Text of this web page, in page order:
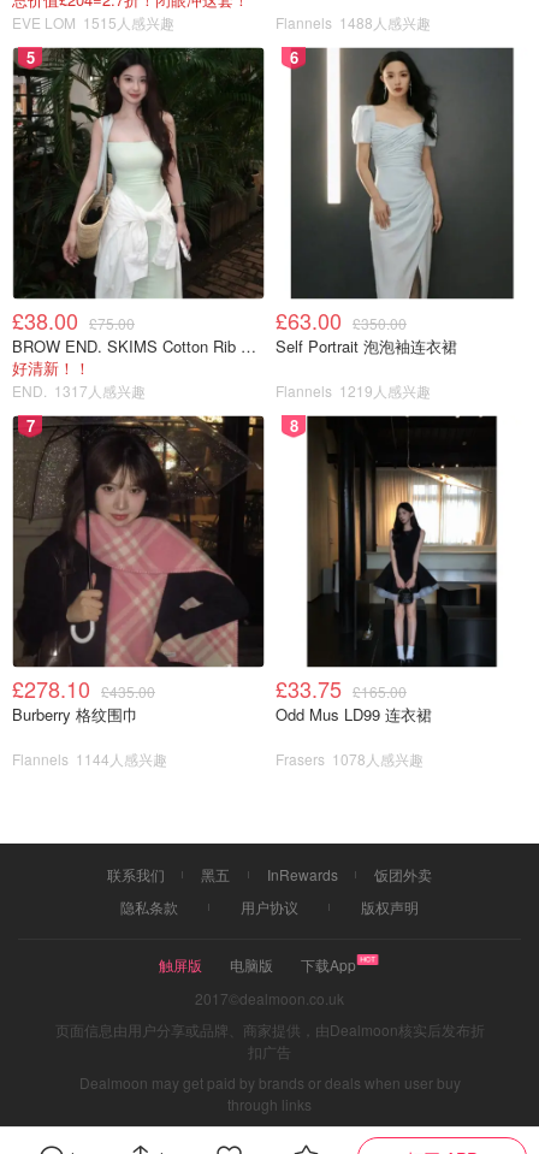
EVE LOM 1515人感兴趣 Flannels 1488人感兴趣
5
£38.00 £75.00
BROW END. SKIMS Cotton Rib 长款背心连衣裙 薄荷绿
好清新！！
END. 1317人感兴趣
6
£63.00 £350.00
Self Portrait 泡泡袖连衣裙
Flannels 1219人感兴趣
7
£278.10 £435.00
Burberry 格纹围巾
Flannels 1144人感兴趣
8
£33.75 £165.00
Odd Mus LD99 连衣裙
Frasers 1078人感兴趣
联系我们 黑五 InRewards
饭团外卖
隐私条款
用户协议 版权声明
触屏版 电脑版
下载App
2017©dealmoon.co.uk
页面信息由用户分享或品牌、商家提供，由Dealmoon核实后发布折
扣广告
Dealmoon may get paid by brands or deals when user buy
through links